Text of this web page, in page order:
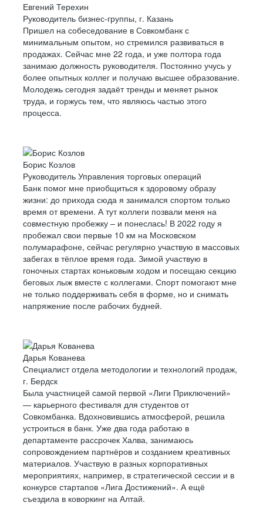
Евгений Терехин
Руководитель бизнес-группы, г. Казань
Пришел на собеседование в Совкомбанк с
минимальным опытом, но стремился развиваться в
продажах. Сейчас мне 22 года, и уже полтора года
занимаю должность руководителя. Постоянно учусь у
более опытных коллег и получаю высшее образование.
Молодежь сегодня задаёт тренды и меняет рынок
труда, и горжусь тем, что являюсь частью этого
процесса.
Борис Козлов
Руководитель Управления торговых операций
Банк помог мне приобщиться к здоровому образу
жизни: до прихода сюда я занимался спортом только
время от времени. А тут коллеги позвали меня на
совместную пробежку – и понеслась! В 2022 году я
пробежал свои первые 10 км на Московском
полумарафоне, сейчас регулярно участвую в массовых
забегах в тёплое время года. Зимой участвую в
гоночных стартах коньковым ходом и посещаю секцию
беговых лыж вместе с коллегами. Спорт помогают мне
не только поддерживать себя в форме, но и снимать
напряжение после рабочих будней.
Дарья Кованева
Специалист отдела методологии и технологий продаж,
г. Бердск
Была участницей самой первой «Лиги Приключений»
— карьерного фестиваля для студентов от
Совкомбанка. Вдохновившись атмосферой, решила
устроиться в банк. Уже два года работаю в
департаменте рассрочек Халва, занимаюсь
сопровождением партнёров и созданием креативных
материалов. Участвую в разных корпоративных
мероприятиях, например, в стратегической сессии и в
конкурсе стартапов «Лига Достижений». А ещё
съездила в коворкинг на Алтай.